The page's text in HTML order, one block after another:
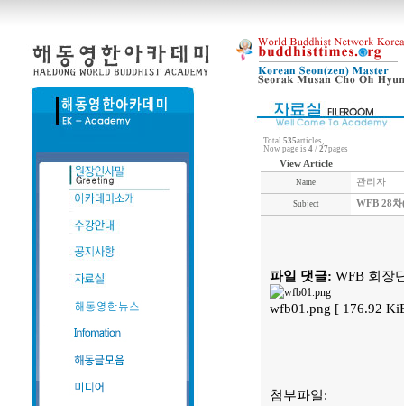
Total 535articles,
Now page is 4 / 27pages
View Article
Name 관리자
Subject WFB 28
파일 댓글: WFB 회장
wfb01.png [ 176.92
첨부파일: